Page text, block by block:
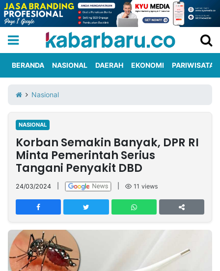
Iklan
Berita
Kami
Nasional
International
Olahraga
Entertainment
Daerah
Pariwisata
Kuliner
Kolom
Network
PT
TREETAN
INDONESIA
Partner
BERANDA NASIONAL DAERAH EKONOMI PARIWISATA
Nasional
NASIONAL
Korban Semakin Banyak, DPR RI
Minta Pemerintah Serius
Tangani Penyakit DBD
24/03/2024 11 views